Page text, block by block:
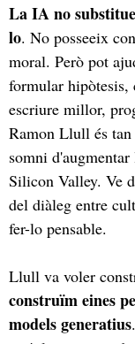
La IA no
lo. No posseeix
moral. Però pot
formular hipòtesis,
escriure millor,
Ramon Llull és tan
somni
Silicon Valley. Ve
del diàleg entre
fer-lo pensable.
Llull va voler
construïm eines
models generatius